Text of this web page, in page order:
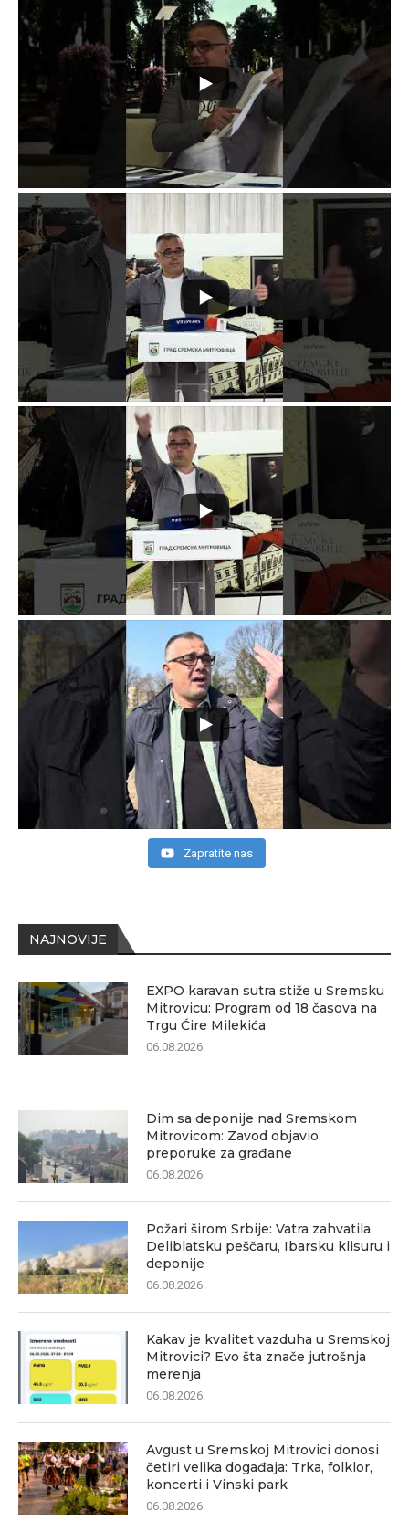
NAJNOVIJE
EXPO karavan sutra stiže u Sremsku
Mitrovicu: Program od 18 časova na
Trgu Ćire Milekića
06.08.2026.
Dim sa deponije nad Sremskom
Mitrovicom: Zavod objavio
preporuke za građane
06.08.2026.
Požari širom Srbije: Vatra zahvatila
Deliblatsku peščaru, Ibarsku klisuru i
deponije
06.08.2026.
Kakav je kvalitet vazduha u Sremskoj
Mitrovici? Evo šta znače jutrošnja
merenja
06.08.2026.
Avgust u Sremskoj Mitrovici donosi
četiri velika događaja: Trka, folklor,
koncerti i Vinski park
06.08.2026.
Zapratite nas